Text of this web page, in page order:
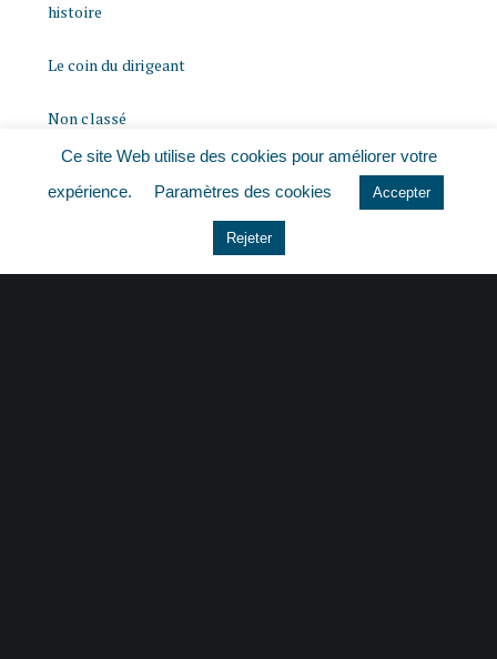
histoire
Le coin du dirigeant
Non classé
Ce site Web utilise des cookies pour améliorer votre
expérience.
Paramètres des cookies Accepter
Rejeter